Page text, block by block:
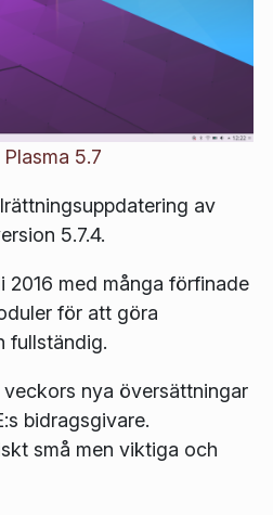
Plasma 5.7
av
5.7.4.
2016 med många förfinade
för att göra
fullständig.
nya översättningar
bidragsgivare.
små men viktiga och